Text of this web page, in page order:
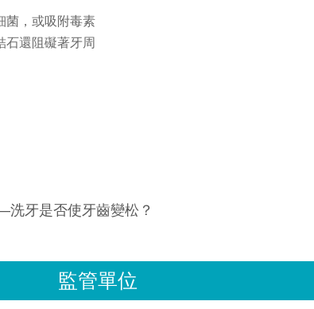
菌，或吸附毒素
石還阻礙著牙周
牙是否使牙齒變松？
監管單位